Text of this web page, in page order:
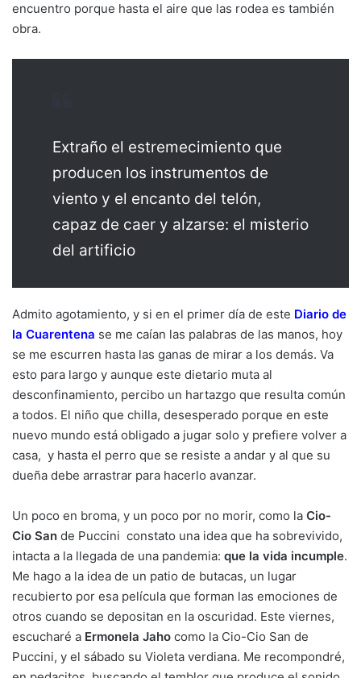
encuentro porque hasta el aire que las rodea es también
obra.
Extraño el estremecimiento que
producen los instrumentos de
viento y el encanto del telón,
capaz de caer y alzarse: el misterio
del artificio
Admito agotamiento, y si en el primer día de este Diario de
la Cuarentena se me caían las palabras de las manos, hoy
se me escurren hasta las ganas de mirar a los demás. Va
esto para largo y aunque este dietario muta al
desconfinamiento, percibo un hartazgo que resulta común
a todos. El niño que chilla, desesperado porque en este
nuevo mundo está obligado a jugar solo y prefiere volver a
casa, y hasta el perro que se resiste a andar y al que su
dueña debe arrastrar para hacerlo avanzar.
Un poco en broma, y un poco por no morir, como la Cio-
Cio San de Puccini constato una idea que ha sobrevivido,
intacta a la llegada de una pandemia: que la vida incumple.
Me hago a la idea de un patio de butacas, un lugar
recubierto por esa película que forman las emociones de
otros cuando se depositan en la oscuridad. Este viernes,
escucharé a Ermonela Jaho como la Cio-Cio San de
Puccini, y el sábado su Violeta verdiana. Me recompondré,